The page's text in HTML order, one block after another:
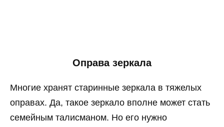
Оправа зеркала
Многие хранят старинные зеркала в тяжелых
оправах. Да, такое зеркало вполне может стать
семейным талисманом. Но его нужно